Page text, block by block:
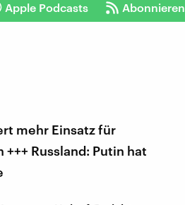
Apple Podcasts Abonnieren
mehr Einsatz für
Russland: Putin hat